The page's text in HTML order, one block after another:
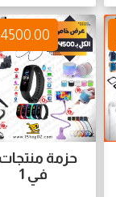
في 1
4500.00 دج